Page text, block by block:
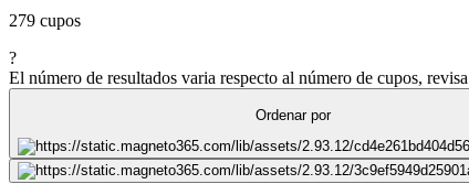
279 cupos
?
El número de resultados varia respecto al número de cupos,
Ordenar por